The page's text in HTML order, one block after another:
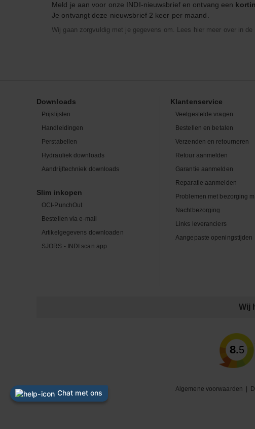
Meld je aan voor onze INDI-nieuwsbrief en ontvang een
Je ontvangt deze nieuwsbrief 2 keer per maand.
Wij gaan zorgvuldig met je gegevens om. Lees hier meer over in de
Downloads
Prijslijsten
Handleidingen
Perstabellen
Hydrauliek downloads
Aandrijftechniek downloads
Slim inkopen
OCI-PunchOut
Bestellen via e-mail
Artikelgegevens downloaden
SJORS - INDI scan app
Klantenservice
Veelgestelde vragen
Bestellen en betalen
Verzenden en retourneren
Retour aanmelden
Garantie aanmelden
Reparatie aanmelden
Problemen met bezorging
Nachtbezorging
Links leveranciers
Aangepaste openingstijden
Wij
8.5
Algemene voorwaarden